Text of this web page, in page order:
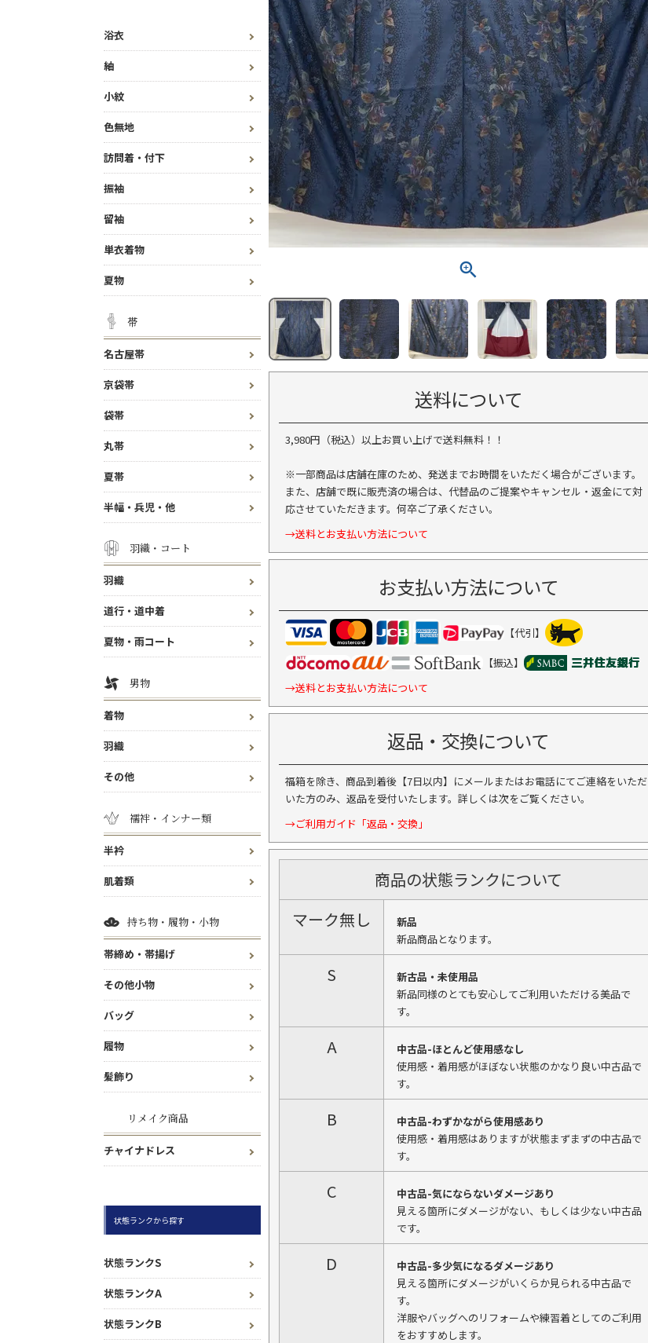
浴衣
紬
小紋
色無地
訪問着・付下
振袖
留袖
単衣着物
夏物
帯
名古屋帯
京袋帯
袋帯
丸帯
夏帯
半幅・兵児・他
羽織・コート
羽織
道行・道中着
夏物・雨コート
男物
着物
羽織
その他
襦袢・インナー類
半衿
肌着類
持ち物・履物・小物
帯締め・帯揚げ
その他小物
バッグ
履物
髪飾り
リメイク商品
チャイナドレス
状態ランクから探す
状態ランクS
状態ランクA
状態ランクB
送料について
3,980円（税込）以上お買い上げで送料無料！！
※一部商品は店舗在庫のため、発送までお時間をいただく場合がございます。
また、店舗で既に販売済の場合は、代替品のご提案やキャンセル・返金にて対
応させていただきます。何卒ご了承ください。
→送料とお支払い方法について
お支払い方法について
【代引】
【振込】
→送料とお支払い方法について
返品・交換について
福箱を除き、商品到着後【7日以内】にメールまたはお電話にてご連絡をいただ
いた方のみ、返品を受付いたします。詳しくは次をご覧ください。
→ご利用ガイド「返品・交換」
商品の状態ランクについて
マーク無し
新品
新品商品となります。
S
新古品・未使用品
新品同様のとても安心してご利用いただける美品で
す。
A
中古品-ほとんど使用感なし
使用感・着用感がほぼない状態のかなり良い中古品で
す。
B
中古品-わずかながら使用感あり
使用感・着用感はありますが状態まずまずの中古品で
す。
C
中古品-気にならないダメージあり
見える箇所にダメージがない、もしくは少ない中古品
です。
D
中古品-多少気になるダメージあり
見える箇所にダメージがいくらか見られる中古品で
す。
洋服やバッグへのリフォームや練習着としてのご利用
をおすすめします。